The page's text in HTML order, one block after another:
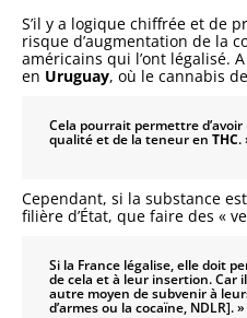
S’il y a logique chiffrée et de
risque d’augmentation de la
américains qui l’ont légalisé.
en Uruguay, où le cannabis
Cela pourrait permettre
qualité et de la teneur en THC.
Cependant, si la substance
filière d’État, que faire des «
Si la France légalise, elle doit
de cela et à leur insertion.
autre moyen de subvenir à
d’armes ou la cocaïne, NDLR]. »